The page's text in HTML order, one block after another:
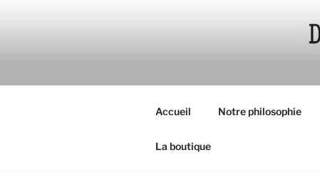
Accueil Notre philosophie
La boutique